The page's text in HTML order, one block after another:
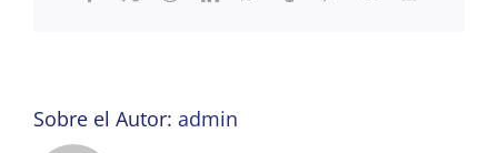
Sobre el Autor: admin